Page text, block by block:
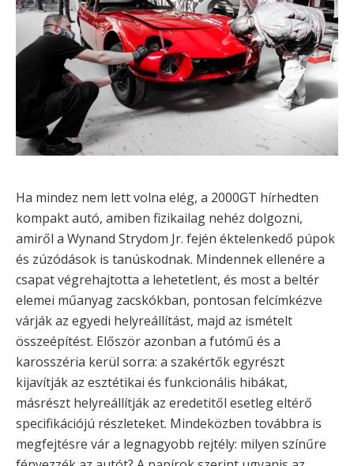
Ha mindez nem lett volna elég, a 2000GT hírhedten
kompakt autó, amiben fizikailag nehéz dolgozni,
amiről a Wynand Strydom Jr. fején éktelenkedő púpok
és zúzódások is tanúskodnak. Mindennek ellenére a
csapat végrehajtotta a lehetetlent, és most a beltér
elemei műanyag zacskókban, pontosan felcímkézve
várják az egyedi helyreállítást, majd az ismételt
összeépítést. Először azonban a futómű és a
karosszéria kerül sorra: a szakértők egyrészt
kijavítják az esztétikai és funkcionális hibákat,
másrészt helyreállítják az eredetitől esetleg eltérő
specifikációjú részleteket. Mindeközben továbbra is
megfejtésre vár a legnagyobb rejtély: milyen színűre